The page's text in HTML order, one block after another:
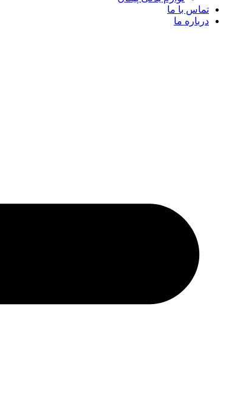
تماس با ما
درباره ما